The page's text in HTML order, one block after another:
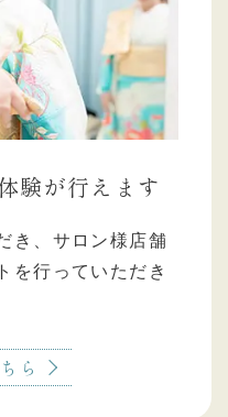
験が行えます
き、サロン様店舗
を行っていただき
ら